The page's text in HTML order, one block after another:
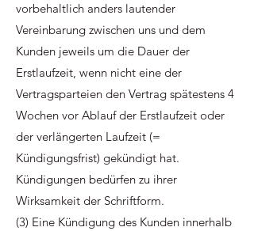
vorbehaltlich anders lautender
Vereinbarung zwischen uns und dem
Kunden jeweils um die Dauer der
Erstlaufzeit, wenn nicht eine der
Vertragsparteien den Vertrag spätestens 4
Wochen vor Ablauf der Erstlaufzeit oder
der verlängerten Laufzeit (=
Kündigungsfrist) gekündigt hat.
Kündigungen bedürfen zu ihrer
Wirksamkeit der Schriftform.
(3) Eine Kündigung des Kunden innerhalb